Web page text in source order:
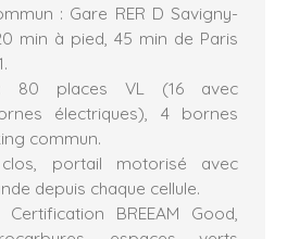
: Gare RER D Savigny-
min à pied, 45 min de Paris
: 80 places VL (16 avec
électriques), 4 bornes
commun.
portail motorisé avec
depuis chaque cellule.
BREEAM Good,